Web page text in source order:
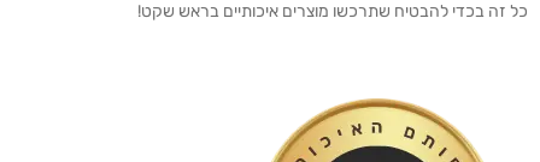
כל זה בכדי להבטיח שתרכשו מוצרים איכותיים בראש שקט!